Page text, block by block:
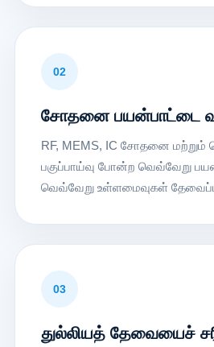
02
சோதனை பயன்பாட்டை
RF, MEMS, IC சோதனை மற்றும்
பகுப்பாய்வு போன்ற வெவ்வேறு
வெவ்வேறு உள்ளமைவுகள்
03
துல்லியத் தேவையைச்